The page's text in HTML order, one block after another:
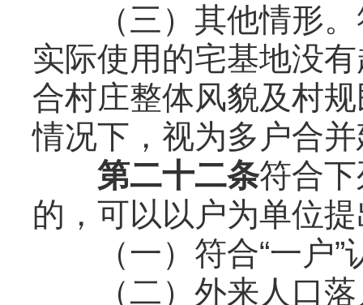
（三）其他情形。
实际使用的宅基地没
合村庄整体风貌及村
情况下，视为多户合
第二十二条符合
的，可以以户为单位
（一）符合“一户”
（二）外来人口落